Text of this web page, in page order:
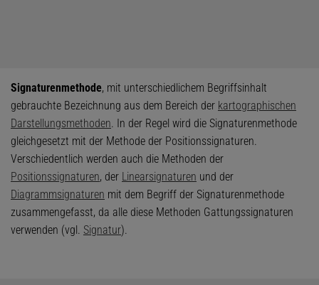
Signaturenmethode, mit unterschiedlichem Begriffsinhalt
gebrauchte Bezeichnung aus dem Bereich der kartographischen
Darstellungsmethoden. In der Regel wird die Signaturenmethode
gleichgesetzt mit der Methode der Positionssignaturen.
Verschiedentlich werden auch die Methoden der
Positionssignaturen, der Linearsignaturen und der
Diagrammsignaturen mit dem Begriff der Signaturenmethode
zusammengefasst, da alle diese Methoden Gattungssignaturen
verwenden (vgl. Signatur).